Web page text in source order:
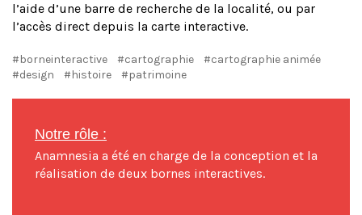
l’aide d’une barre de recherche de la localité, ou par
l’accès direct depuis la carte interactive.
#borneinteractive #cartographie
#cartographie animée
#design
#histoire #patrimoine
Notre rôle :
Anamnesia a été en charge de la conception et la
réalisation de deux bornes interactives.